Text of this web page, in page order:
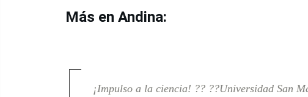
Más en Andina:
¡Impulso a la ciencia! ?? ??Universidad San